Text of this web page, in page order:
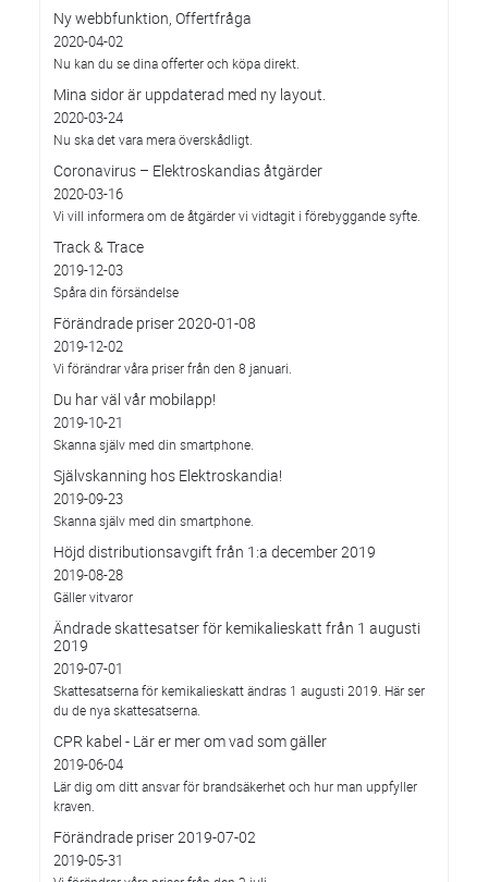
Ny webbfunktion, Offertfråga
2020-04-02
Nu kan du se dina offerter och köpa direkt.
Mina sidor är uppdaterad med ny layout.
2020-03-24
Nu ska det vara mera överskådligt.
Coronavirus – Elektroskandias åtgärder
2020-03-16
Vi vill informera om de åtgärder vi vidtagit i förebyggande syfte.
Track & Trace
2019-12-03
Spåra din försändelse
Förändrade priser 2020-01-08
2019-12-02
Vi förändrar våra priser från den 8 januari.
Du har väl vår mobilapp!
2019-10-21
Skanna själv med din smartphone.
Självskanning hos Elektroskandia!
2019-09-23
Skanna själv med din smartphone.
Höjd distributionsavgift från 1:a december 2019
2019-08-28
Gäller vitvaror
Ändrade skattesatser för kemikalieskatt från 1 augusti
2019
2019-07-01
Skattesatserna för kemikalieskatt ändras 1 augusti 2019. Här ser
du de nya skattesatserna.
CPR kabel - Lär er mer om vad som gäller
2019-06-04
Lär dig om ditt ansvar för brandsäkerhet och hur man uppfyller
kraven.
Förändrade priser 2019-07-02
2019-05-31